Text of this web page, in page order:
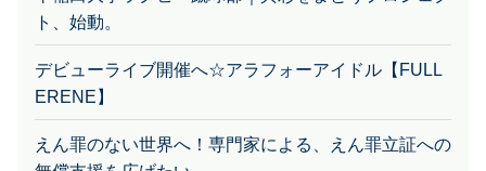
デビューライブ開催へ☆アラフォーアイドル【FULL
ERENE】
えん罪のない世界へ！専門家による、えん罪立証への
無償支援を広げたい